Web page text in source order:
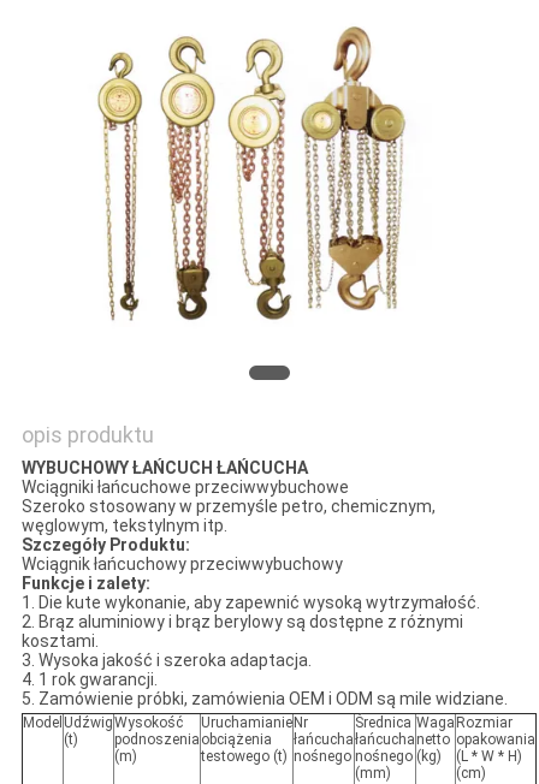
SITEMAP
POLITYKA
PRYWATNOŚCI
opis produktu
WYBUCHOWY ŁAŃCUCH ŁAŃCUCHA
Wciągniki łańcuchowe przeciwwybuchowe
Szeroko stosowany w przemyśle petro, chemicznym,
węglowym, tekstylnym itp.
Szczegóły Produktu:
Wciągnik łańcuchowy przeciwwybuchowy
Funkcje i zalety:
1. Die kute wykonanie, aby zapewnić wysoką wytrzymałość.
2. Brąz aluminiowy i brąz berylowy są dostępne z różnymi
kosztami.
3. Wysoka jakość i szeroka adaptacja.
4. 1 rok gwarancji.
5. Zamówienie próbki, zamówienia OEM i ODM są mile widziane.
Model Udźwig
(t)
Wysokość
podnoszenia
(m)
Uruchamianie
obciążenia
testowego (t)
Nr
łańcucha
nośnego
Średnica
łańcucha
nośnego
(mm)
Waga
netto
(kg)
Rozmiar
opakowania
(L * W * H)
(cm)